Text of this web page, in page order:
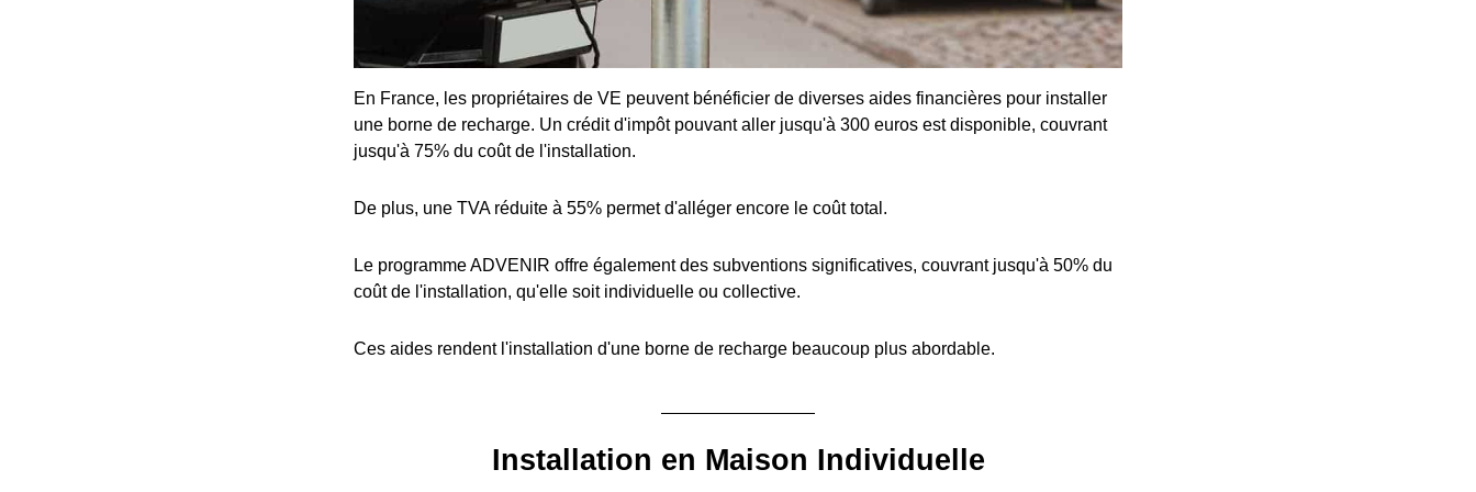
En France, les propriétaires de VE peuvent bénéficier de diverses aides financières pour installer
une borne de recharge. Un crédit d'impôt pouvant aller jusqu'à 300 euros est disponible, couvrant
jusqu'à 75% du coût de l'installation.
De plus, une TVA réduite à 55% permet d'alléger encore le coût total.
Le programme ADVENIR offre également des subventions significatives, couvrant jusqu'à 50% du
coût de l'installation, qu'elle soit individuelle ou collective.
Ces aides rendent l'installation d'une borne de recharge beaucoup plus abordable.
Installation en Maison Individuelle